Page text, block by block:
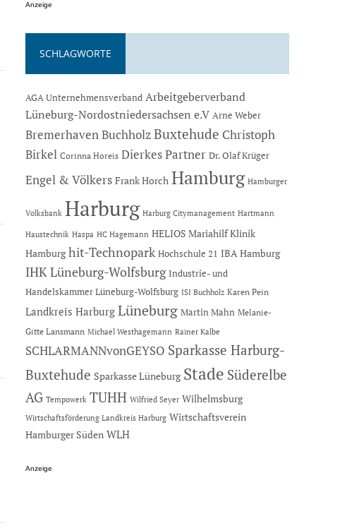
Anzeige
SCHLAGWORTE
AGA Unternehmensverband Arbeitgeberverband
Lüneburg-Nordostniedersachsen e.V Arne Weber
BremerhavenBuchholzBuxtehude Christoph
Birkel Corinna Horeis Dierkes Partner Dr. Olaf Krüger
Engel & Völkers Frank Horch Hamburg Hamburger
Volksbank Harburg Harburg Citymanagement Hartmann
Haustechnik Haspa HC Hagemann HELIOS Mariahilf Klinik
Hamburg hit-Technopark Hochschule 21 IBA Hamburg
IHK Lüneburg-Wolfsburg Industrie- und
Handelskammer Lüneburg-Wolfsburg ISI Buchholz Karen Pein
Landkreis Harburg Lüneburg Martin Mahn Melanie-
Gitte Lansmann Michael Westhagemann Rainer Kalbe
SCHLARMANNvonGEYSO Sparkasse Harburg-
Buxtehude Sparkasse Lüneburg Stade Süderelbe
AG Tempowerk TUHH Wilfried Seyer Wilhelmsburg
Wirtschaftsförderung Landkreis Harburg Wirtschaftsverein
Hamburger Süden WLH
Anzeige